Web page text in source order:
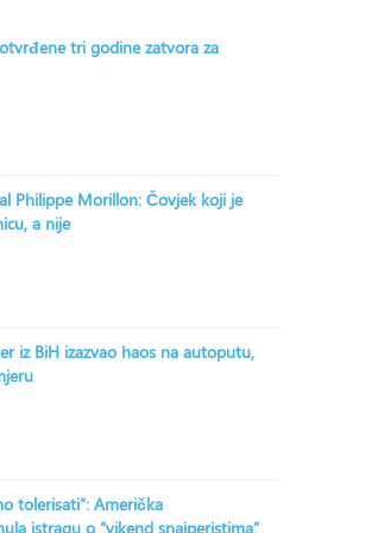
tri godine zatvora za
Philippe Morillon: Čovjek koji je
a nije
iz BiH izazvao haos na autoputu,
tolerisati”: Američka
istragu o “vikend snajperistima”